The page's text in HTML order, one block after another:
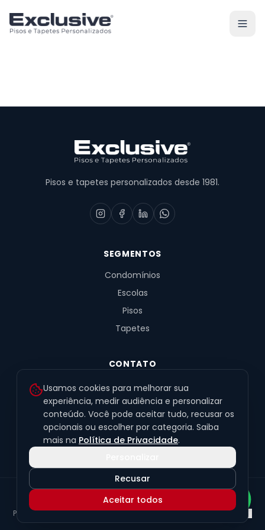
Pisos e tapetes personalizados desde 1981.
SEGMENTOS
Condomínios
Escolas
Pisos
Tapetes
CONTATO
R. Fernandes de Barros, 491, Sala 4
Alto da XV · Curitiba/PR · 80040-060
(41) 99201-6050
contato@exclusivetapetes.com.br
© 2026 Exclusive Pisos e Tapetes Personalizados
45.563.259/0001-89
Política de PrivacidadeTermos de UsoLGPDPreferências de cookies
Usamos cookies para melhorar sua
experiência, medir audiência e personalizar
conteúdo. Você pode aceitar tudo, recusar os
opcionais ou escolher por categoria. Saiba
mais na Política de Privacidade.
Recusar
Aceitar todos